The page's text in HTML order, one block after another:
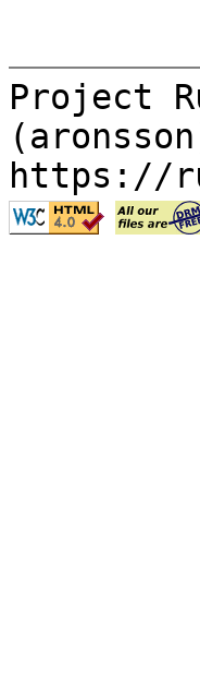
Project
https://